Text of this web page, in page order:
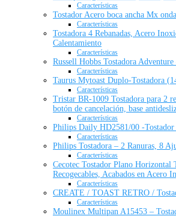
Características
Tostador Acero boca ancha Mx
Características
Tostadora 4 Rebanadas, Acero
Calentamiento
Características
Russell Hobbs Tostadora
Características
Taurus Mytoast Duplo-Tostadora
Características
Tristar BR-1009 Tostadora para 2
botón de cancelación, base
Características
Philips Daily HD2581/00 -
Características
Philips Tostadora – 2 Ranuras, 8
Características
Cecotec Tostador Plano Horizontal
Recogecables, Acabados en Acero
Características
CREATE / TOAST RETRO /
Características
Moulinex Multipan A15453 –